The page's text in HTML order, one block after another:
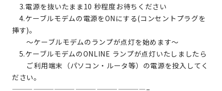
3.電源を抜いたまま10 秒程度お待ちください
4.ケーブルモデムの電源をONにする(コンセントプラグを
挿す)。
～ケーブルモデムのランプが点灯を始めます～
5.ケーブルモデムのONLINE ランプが点灯いたしましたら
ご利用端末（パソコン・ルータ等）の電源を投入してく
ださい。
———————————————————–